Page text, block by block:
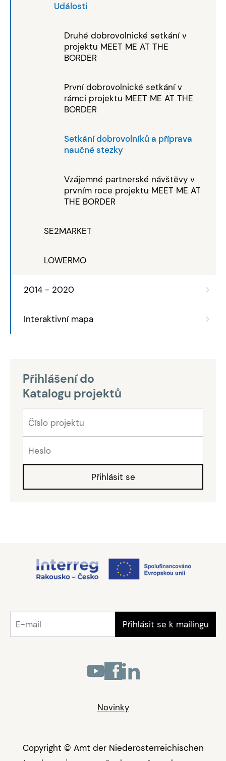
Události
Druhé dobrovolnické setkání v
projektu MEET ME AT THE
BORDER
První dobrovolnické setkání v
rámci projektu MEET ME AT THE
BORDER
Setkání dobrovolníků a příprava
naučné stezky
Vzájemné partnerské návštěvy v
prvním roce projektu MEET ME AT
THE BORDER
SE2MARKET
LOWERMO
2014 - 2020
Interaktivní mapa
Přihlášení do
Katalogu projektů
Novinky
Copyright © Amt der Niederösterreichischen